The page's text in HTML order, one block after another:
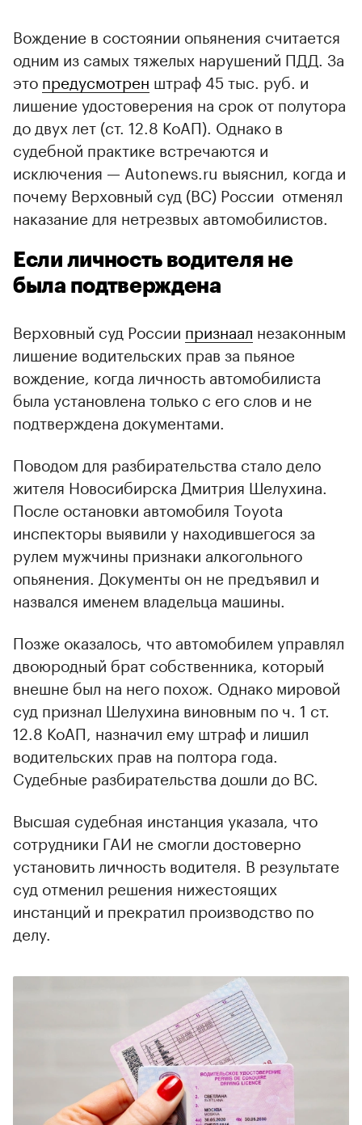
Вождение в состоянии опьянения считается
одним из самых тяжелых нарушений ПДД. За
это предусмотрен штраф 45 тыс. руб. и
лишение удостоверения на срок от полутора
до двух лет (ст. 12.8 КоАП). Однако в
судебной практике встречаются и
исключения — Autonews.ru выяснил, когда и
почему Верховный суд (ВС) России отменял
наказание для нетрезвых автомобилистов.
Если личность водителя не
была подтверждена
00:00 / 00:00
Верховный суд России признаал незаконным
лишение водительских прав за пьяное
вождение, когда личность автомобилиста
была установлена только с его слов и не
подтверждена документами.
Поводом для разбирательства стало дело
жителя Новосибирска Дмитрия Шелухина.
После остановки автомобиля Toyota
инспекторы выявили у находившегося за
рулем мужчины признаки алкогольного
опьянения. Документы он не предъявил и
назвался именем владельца машины.
Позже оказалось, что автомобилем управлял
двоюродный брат собственника, который
внешне был на него похож. Однако мировой
суд признал Шелухина виновным по ч. 1 ст.
12.8 КоАП, назначил ему штраф и лишил
водительских прав на полтора года.
Судебные разбирательства дошли до ВС.
Высшая судебная инстанция указала, что
сотрудники ГАИ не смогли достоверно
установить личность водителя. В результате
суд отменил решения нижестоящих
инстанций и прекратил производство по
делу.